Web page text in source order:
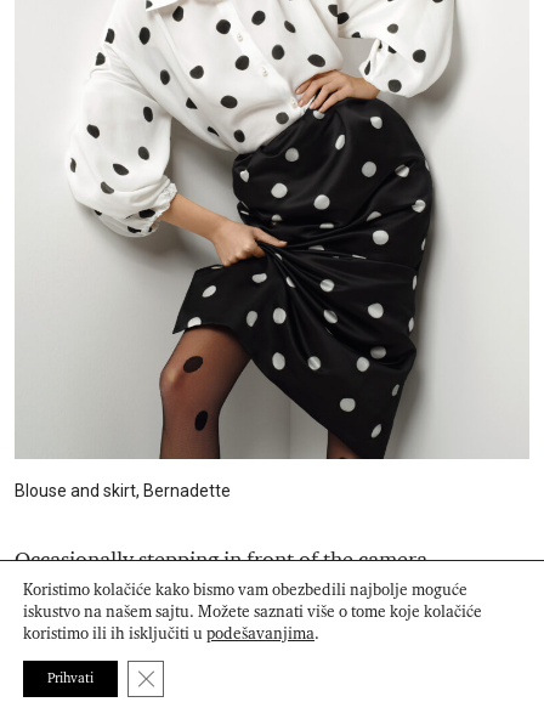
Blouse and skirt, Bernadette
Occasionally stepping in front of the camera
reinforced that understanding. It made me more
aware of how storytelling, mood, and framing
influence perception. Together, these experiences
shaped the way I view fashion communication as a
Koristimo kolačiće kako bismo vam obezbedili najbolje moguće
iskustvo na našem sajtu. Možete saznati više o tome koje kolačiće
koristimo ili ih isključiti upodešavanjima.
Prihvati Close GDPR Cookie Banner